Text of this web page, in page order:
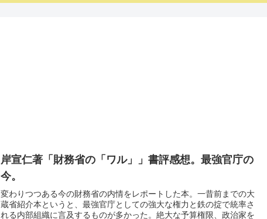
岸宣仁著「財務省の「ワル」」書評感想。最強官庁の
今。
変わりつつある今の財務省の内情をレポートした本。一昔前までの大
蔵省紹介本というと、最強官庁としての強大な権力と鉄の掟で統率さ
れる内部組織に言及するものが多かった。絶大な予算権限、政治家を